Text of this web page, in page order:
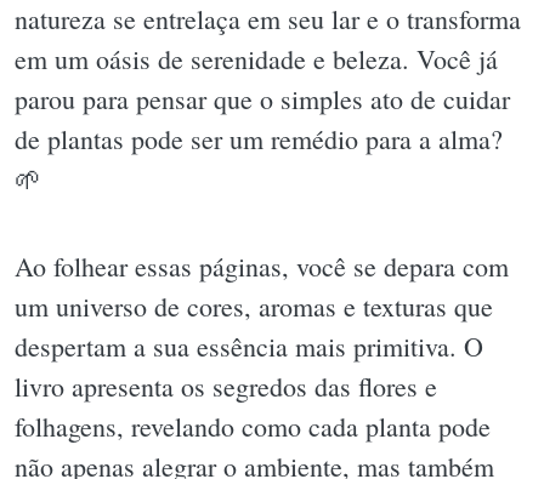
natureza se entrelaça em seu lar e o transforma
em um oásis de serenidade e beleza. Você já
parou para pensar que o simples ato de cuidar
de plantas pode ser um remédio para a alma?
🌱
Ao folhear essas páginas, você se depara com
um universo de cores, aromas e texturas que
despertam a sua essência mais primitiva. O
livro apresenta os segredos das flores e
folhagens, revelando como cada planta pode
não apenas alegrar o ambiente, mas também